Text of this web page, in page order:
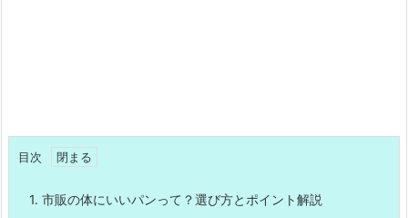
目次
1. 市販の体にいいパンって？選び方とポイント解説